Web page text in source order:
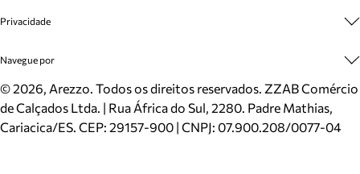
Mapa do Site
Inverno
Mundo Arezzo
Cadastro
Meus Pedidos
Trocas e Devoluções
Cartão Presente
Localizador de lojas
Privacidade
Politica e Privacidade
Navegue por
Sapatos
Bolsas
Scarpins
©2026, Arezzo. Todos os direitos reservados. ZZAB Comércio
de Calçados Ltda. | Rua África do Sul, 2280. Padre Mathias,
Cariacica/ES. CEP: 29157-900 | CNPJ: 07.900.208/0077-04